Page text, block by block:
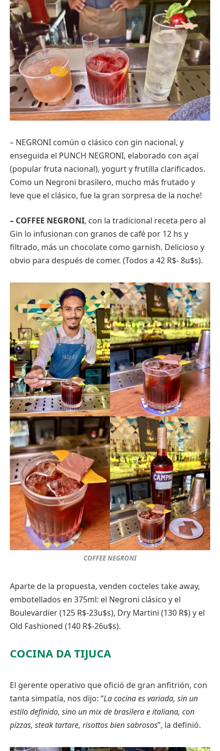
– NEGRONI común o clásico con gin nacional, y
enseguida el PUNCH NEGRONI, elaborado con açaí
(popular fruta nacional), yogurt y frutilla clarificados.
Como un Negroni brasilero, mucho más frutado y
leve que el clásico, fue la gran sorpresa de la noche!
– COFFEE NEGRONI, con la tradicional receta pero al
Gin lo infusionan con granos de café por 12 hs y
filtrado, más un chocolate como garnish. Delicioso y
obvio para después de comer. (Todos a 42 R$- 8u$s).
COFFEE NEGRONI
Aparte de la propuesta, venden cocteles take away,
embotellados en 375ml: el Negroni clásico y el
Boulevardier (125 R$-23u$s), Dry Martini (130 R$) y el
Old Fashioned (140 R$-26u$s).
COCINA DA TIJUCA
El gerente operativo que ofició de gran anfitrión, con
tanta simpatía, nos dijo: “La cocina es variada, sin un
estilo definido, sino un mix de brasilera e italiana, con
pizzas, steak tartare, risottos bien sabrosos”, la definió.